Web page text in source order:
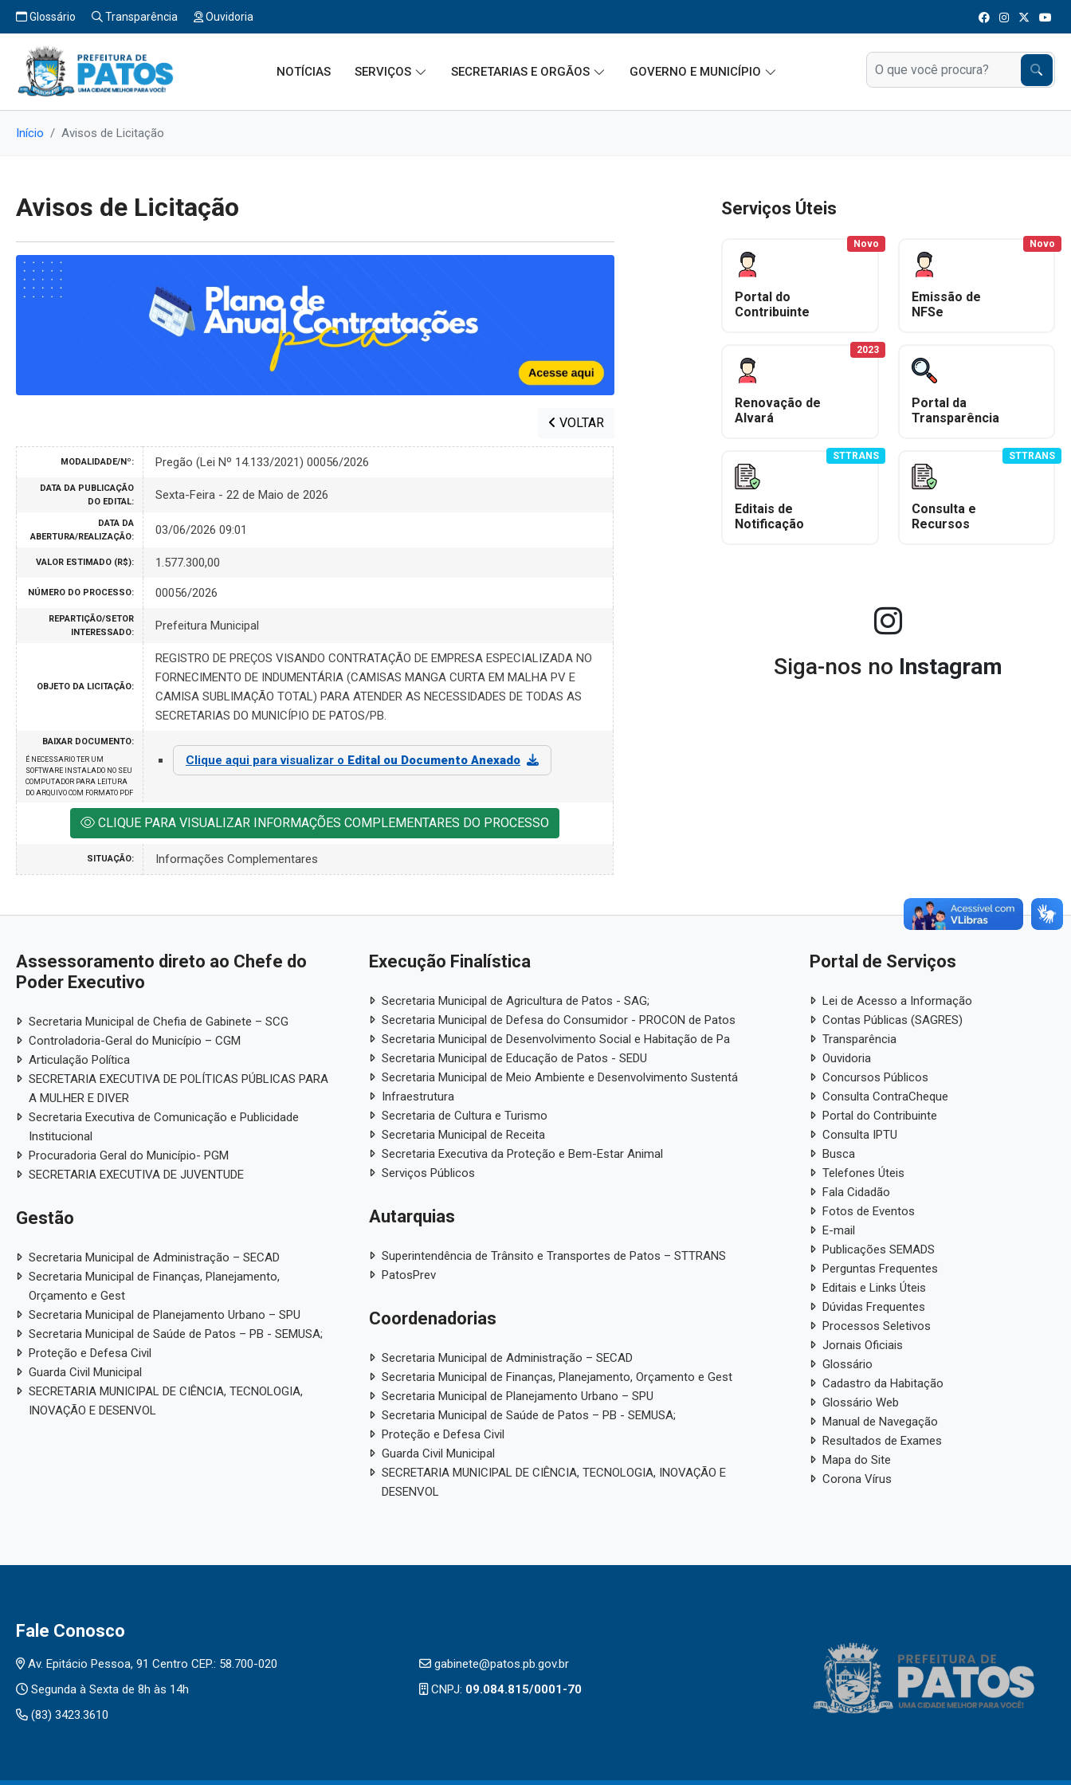
Glossário Transparência Ouvidoria
NOTÍCIAS SERVIÇOS SECRETARIAS E ORGÃOS GOVERNO E MUNICÍPIO
Início Avisos de Licitação
Avisos de Licitação
VOLTAR
MODALIDADE/Nº: Pregão (Lei Nº 14.133/2021) 00056/2026
DATA DA PUBLICAÇÃO
DO EDITAL:
Sexta-Feira - 22 de Maio de 2026
DATA DA
ABERTURA/REALIZAÇÃO:
03/06/2026 09:01
VALOR ESTIMADO (R$): 1.577.300,00
NÚMERO DO PROCESSO: 00056/2026
REPARTIÇÃO/SETOR
INTERESSADO:
Prefeitura Municipal
OBJETO DA LICITAÇÃO:
REGISTRO DE PREÇOS VISANDO CONTRATAÇÃO DE EMPRESA ESPECIALIZADA NO
FORNECIMENTO DE INDUMENTÁRIA (CAMISAS MANGA CURTA EM MALHA PV E
CAMISA SUBLIMAÇÃO TOTAL) PARA ATENDER AS NECESSIDADES DE TODAS AS
SECRETARIAS DO MUNICÍPIO DE PATOS/PB.
BAIXAR DOCUMENTO:
É NECESSARIO TER UM
SOFTWARE INSTALADO NO SEU
COMPUTADOR PARA LEITURA
DO ARQUIVO COM FORMATO PDF
Clique aqui para visualizar o Edital ou Documento Anexado
CLIQUE PARA VISUALIZAR INFORMAÇÕES COMPLEMENTARES DO PROCESSO
SITUAÇÃO: Informações Complementares
Serviços Úteis
Portal do
Contribuinte
Novo
Emissão de
NFSe
Novo
Renovação de
Alvará
2023
Portal da
Transparência
Editais de
Notificação
STTRANS
Consulta e
Recursos
STTRANS
Siga-nos no Instagram
Assessoramento direto ao Chefe do
Poder Executivo
Secretaria Municipal de Chefia de Gabinete – SCG
Controladoria-Geral do Município – CGM
Articulação Política
SECRETARIA EXECUTIVA DE POLÍTICAS PÚBLICAS PARA
A MULHER E DIVER
Secretaria Executiva de Comunicação e Publicidade
Institucional
Procuradoria Geral do Município- PGM
SECRETARIA EXECUTIVA DE JUVENTUDE
Gestão
Secretaria Municipal de Administração – SECAD
Secretaria Municipal de Finanças, Planejamento,
Orçamento e Gest
Secretaria Municipal de Planejamento Urbano – SPU
Secretaria Municipal de Saúde de Patos – PB - SEMUSA;
Proteção e Defesa Civil
Guarda Civil Municipal
SECRETARIA MUNICIPAL DE CIÊNCIA, TECNOLOGIA,
INOVAÇÃO E DESENVOL
Execução Finalística
Secretaria Municipal de Agricultura de Patos - SAG;
Secretaria Municipal de Defesa do Consumidor - PROCON de Patos
Secretaria Municipal de Desenvolvimento Social e Habitação de Pa
Secretaria Municipal de Educação de Patos - SEDU
Secretaria Municipal de Meio Ambiente e Desenvolvimento Sustentá
Infraestrutura
Secretaria de Cultura e Turismo
Secretaria Municipal de Receita
Secretaria Executiva da Proteção e Bem-Estar Animal
Serviços Públicos
Autarquias
Superintendência de Trânsito e Transportes de Patos – STTRANS
PatosPrev
Coordenadorias
Secretaria Municipal de Administração – SECAD
Secretaria Municipal de Finanças, Planejamento, Orçamento e Gest
Secretaria Municipal de Planejamento Urbano – SPU
Secretaria Municipal de Saúde de Patos – PB - SEMUSA;
Proteção e Defesa Civil
Guarda Civil Municipal
SECRETARIA MUNICIPAL DE CIÊNCIA, TECNOLOGIA, INOVAÇÃO E
DESENVOL
Portal de Serviços
Lei de Acesso a Informação
Contas Públicas (SAGRES)
Transparência
Ouvidoria
Concursos Públicos
Consulta ContraCheque
Portal do Contribuinte
Consulta IPTU
Busca
Telefones Úteis
Fala Cidadão
Fotos de Eventos
E-mail
Publicações SEMADS
Perguntas Frequentes
Editais e Links Úteis
Dúvidas Frequentes
Processos Seletivos
Jornais Oficiais
Glossário
Cadastro da Habitação
Glossário Web
Manual de Navegação
Resultados de Exames
Mapa do Site
Corona Vírus
Fale Conosco
Av. Epitácio Pessoa, 91 Centro CEP.: 58.700-020
Segunda à Sexta de 8h às 14h
(83) 3423.3610
gabinete@patos.pb.gov.br
CNPJ: 09.084.815/0001-70